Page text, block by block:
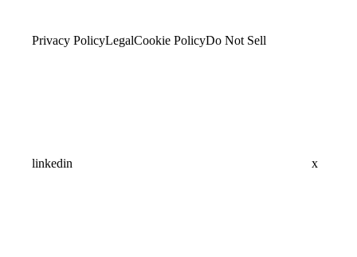
Privacy PolicyLegalCookie PolicyDo Not Sell
linkedin x